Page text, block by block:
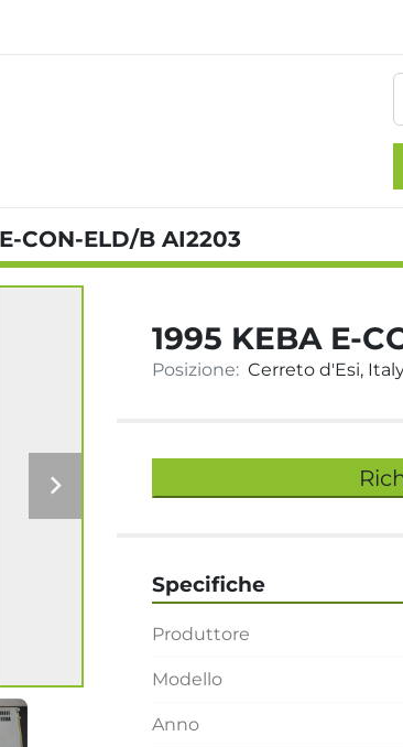
CON-ELD/B AI2203
1995 KEBA E-
Posizione: Cerreto d'Esi,
Specifiche
Produttore
Modello
Anno